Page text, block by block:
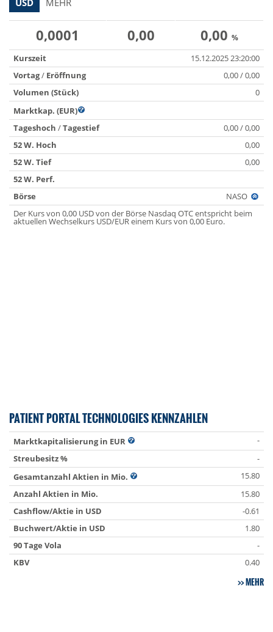
USD MEHR
0,0001 0,00 0,00 %
Kurszeit
15.12.2025 23:20:00
Vortag/ Eröffnung
0,00 / 0,00
Volumen (Stück)
0
Marktkap. (EUR)
Tageshoch /Tagestief
0,00 / 0,00
52 W. Hoch
0,00
52 W. Tief
0,00
52 W. Perf.
Börse
NASO
Der Kurs von 0,00 USD von der Börse Nasdaq OTC entspricht beim
aktuellen Wechselkurs USD/EUR einem Kurs von 0,00 Euro.
PATIENT PORTAL TECHNOLOGIES KENNZAHLEN
Marktkapitalisierung in EUR
-
Streubesitz %
-
Gesamtanzahl Aktien in Mio.
15.80
Anzahl Aktien in Mio.
15.80
Cashflow/Aktie in USD
-0.61
Buchwert/Aktie in USD
1.80
90 Tage Vola
-
KBV
0.40
MEHR